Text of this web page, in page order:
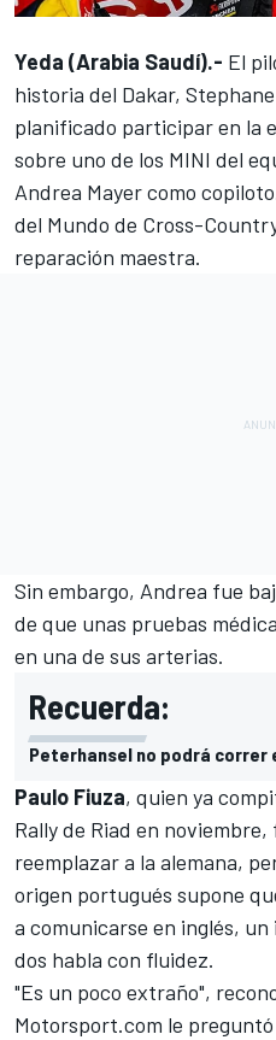
Yeda (Arabia Saudí).- El
historia del Dakar,
planificado participar en la
sobre uno de los MINI del
Andrea Mayer como
del Mundo de Cross-
reparación maestra.
Sin embargo, Andrea fue
de que unas pruebas
en una de sus arterias.
Recuerda:
Peterhansel no podrá correr
Paulo Fiuza, quien ya
Rally de Riad en
reemplazar a la alemana,
origen portugués supone
a comunicarse en inglés,
dos habla con fluidez.
"Es un poco extraño",
Motorsport.com le